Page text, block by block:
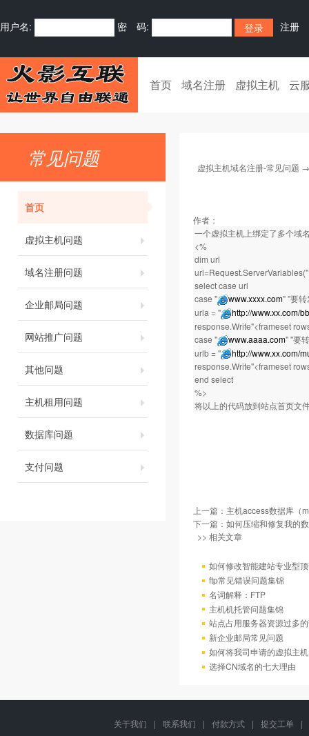
用户名: 密 码: 注册
首页 域名注册 虚拟主机 云
常见问题
首页
虚拟主机问题
域名注册问题
企业邮局问题
网站推广问题
其他问题
主机租用问题
数据库问题
支付问题
虚拟主机域名注册-常见问题
作者：
一个虚拟主机上绑定了多个域
<%
dim url
select case url
case "
www.xxxx.com" ''要
urla = "
http://www.xx.com/
response.Write"<frameset
case "
www.aaaa.com" ''要
urlb = "
http://www.xx.com/
response.Write"<frameset
end select
%>
将以上的代码放到站点首页文
上一篇： 主机access数据库（
下一篇： 如何压缩和修复我的
>> 相关文章
如何修改智能建站专业型
ftp常见错误问题集锦
名词解释：FTP
主机机托管问题集锦
站点占用服务器资源过多
新企业邮局常见问题
如何将我司申请的虚拟主
选择CN域名的七大理由
关于我们 | 联系我们 | 付款方式 | 提交工单
|